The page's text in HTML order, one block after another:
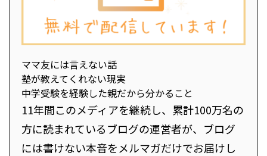
ママ友には言えない話
塾が教えてくれない現実
中学受験を経験した親だから分かること
11年間このメディアを継続し、累計100万名の
方に読まれているブログの運営者が、ブログ
には書けない本音をメルマガだけでお届けし